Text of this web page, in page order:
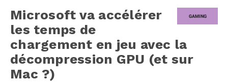
GAMING
Microsoft va accélérer
les temps de
chargement en jeu avec la
décompression GPU (et sur
Mac ?)